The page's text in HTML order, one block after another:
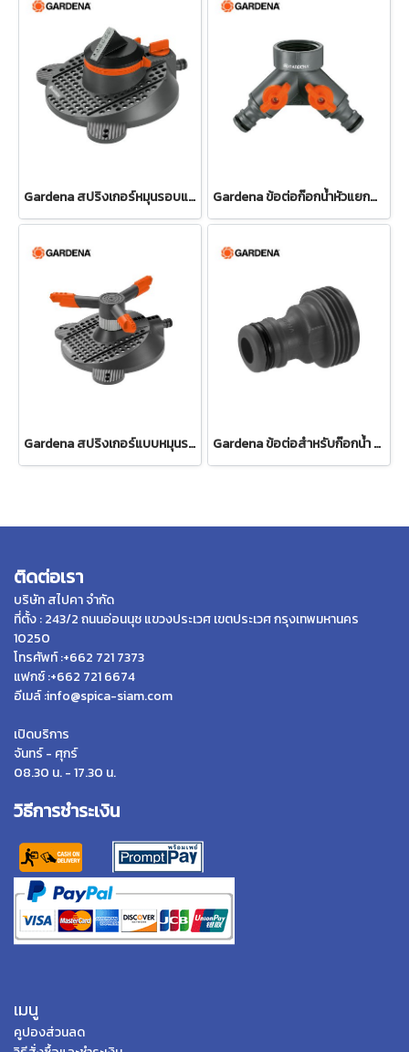
Gardena สปริงเกอร์หมุนรอบแบบปรับได้ Tango (02065-20) Gardena ข้อต่อก๊อกน้ำหัวแยกสองทาง 26.5 มม. (3/4") (00938-20)
Gardena สปริงเกอร์แบบหมุนรอบ (02060-20) Gardena ข้อต่อสำหรับก๊อกน้ำ ขนาด 3/4" (26.5 มม.) (00921-50)
ติดต่อเรา
บริษัท สไปคา จำกัด
ที่ตั้ง : 243/2 ถนนอ่อนนุช แขวงประเวศ เขตประเวศ กรุงเทพมหานคร
10250
โทรศัพท์ :+662 721 7373
แฟกซ์ :+662 721 6674
อีเมล์ :info@spica-siam.com
เปิดบริการ
จันทร์ - ศุกร์
08.30 น. - 17.30 น.
วิธีการชำระเงิน
เมนู
คูปองส่วนลด